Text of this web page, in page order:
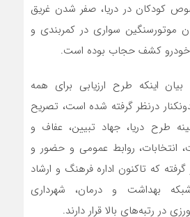
کودکان در دریا، صفر شدن غریق
موتورسنگین سواری در کمربندی و
بیان اینکه طرح ارزیابی برای همه
درنظر گرفته شده است، تصریح
طرح دریا، جهاد تبیین، عفاف و
انتخابات، روابط عمومی و حضور و
گرفته که تاکنون اداره فرهنگ و ارشاد
بهداشت و درمان، شهرداری
در رتبه‌های بالا قرار دارند.